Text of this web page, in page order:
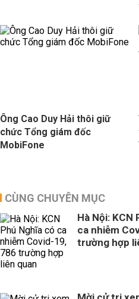
Ông Cao Duy Hải thôi giữ
chức Tổng giám đốc
MobiFone
CÙNG CHUYÊN MỤC
Hà Nội: KCN
ca nhiễm
trường hợp